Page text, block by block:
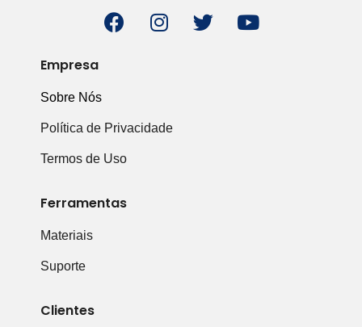
Empresa
Sobre Nós
Política de Privacidade
Termos de Uso
Ferramentas
Materiais
Suporte
Clientes